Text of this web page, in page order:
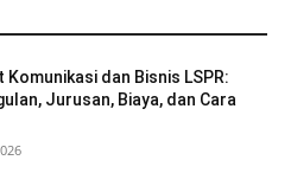
Komunikasi dan Bisnis LSPR:
Jurusan, Biaya, dan Cara